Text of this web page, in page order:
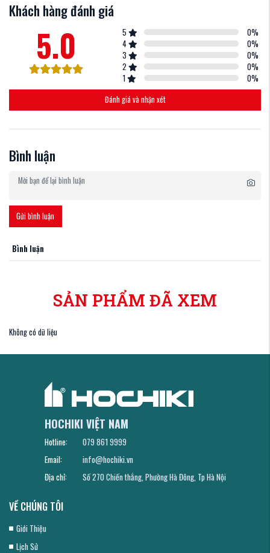
Khách hàng đánh giá
5.0 5 0%
4
0%
3
0%
2
0%
1
0%
Đánh giá và nhận xét
Bình luận
Gửi bình luận
Bình luận
SẢN PHẨM ĐÃ XEM
Không có dữ liệu
HOCHIKI VIỆT NAM
Hotline:
079 861 9999
Email:
info@hochiki.vn
Địa chỉ:
Số 270 Chiến thắng, Phường Hà Đông, Tp Hà Nội
VỀ CHÚNG TÔI
Giới Thiệu
Lịch Sử